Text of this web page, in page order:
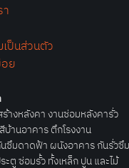
า
ป็นส่วนตัว
ย
ร้างหลังคา งานซ่อมหลังคารั่ว
บ้านอาคาร ตึกโรงงาน
ซึมดาดฟ้า ผนังอาคาร กันรั่วซึ
ะตู ซ่อมรั้ว ทั้งเหล็ก ปูน และไม้